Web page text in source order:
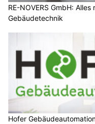
RE-NOVERS GmbH:
Gebäudetechnik
Hofer